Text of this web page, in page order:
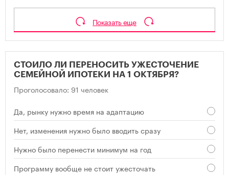
Показать еще
СТОИЛО ЛИ ПЕРЕНОСИТЬ УЖЕСТОЧЕНИЕ
СЕМЕЙНОЙ ИПОТЕКИ НА 1 ОКТЯБРЯ?
Проголосовало: 91 человек
Да, рынку нужно время на адаптацию
Нет, изменения нужно было вводить сразу
Нужно было перенести минимум на год
Программу вообще не стоит ужесточать